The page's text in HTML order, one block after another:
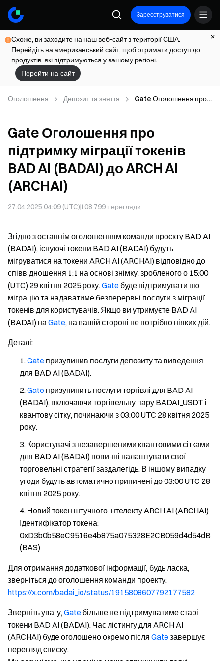
Зареєструватися
Схоже, ви заходите на наш веб-сайт з території США.
Перейдіть на американський сайт, щоб отримати доступ до
продуктів, які підтримуються у вашому регіоні.
Перейти на сайт
Оголошення Депозит та зняття
Gate Оголошення про
до ARCH AI (ARCHAI)
Gate Оголошення про
підтримку міграції токенів
BAD AI (BADAI) до ARCH AI
(ARCHAI)
27.04.2025 04:09 (UTC) 108 799 перегляди
Згідно з останнім оголошенням команди проєкту BAD AI
(BADAI), існуючі токени BAD AI (BADAI) будуть
мігруватися на токени ARCH AI (ARCHAI) відповідно до
співвідношення 1:1 на основі знімку, зробленого о 15:00
(UTC) 29 квітня 2025 року.Gate буде підтримувати цю
міграцію та надаватиме безперервні послуги з міграції
токенів для користувачів. Якщо ви утримуєте BAD AI
(BADAI) наGate, на вашій стороні не потрібно ніяких дій.
Деталі:
Gate призупинив послуги депозиту та виведення
для BAD AI (BADAI).
Gate призупинить послуги торгівлі для BAD AI
(BADAI), включаючи торгівельну пару BADAI_USDT і
квантову сітку, починаючи з 03:00 UTC 28 квітня 2025
року.
Користувачі з незавершеними квантовими сітками
для BAD AI (BADAI) повинні налаштувати свої
торговельні стратегії заздалегідь. В іншому випадку
угоди будуть автоматично припинені до 03:00 UTC 28
квітня 2025 року.
Новий токен штучного інтелекту ARCH AI (ARCHAI)
Ідентифікатор токена:
0xD3b0b58eC9516e4b875a075328E2CB059d4d54dB
(BAS)
Для отримання додаткової інформації, будь ласка,
зверніться до оголошення команди проекту:
https://x.com/badai_io/status/1915808607792177582
Зверніть увагу,Gate більше не підтримуватиме старі
токени BAD AI (BADAI). Час лістингу для ARCH AI
(ARCHAI) буде оголошено окремо після Gateзавершує
перегляд списку.